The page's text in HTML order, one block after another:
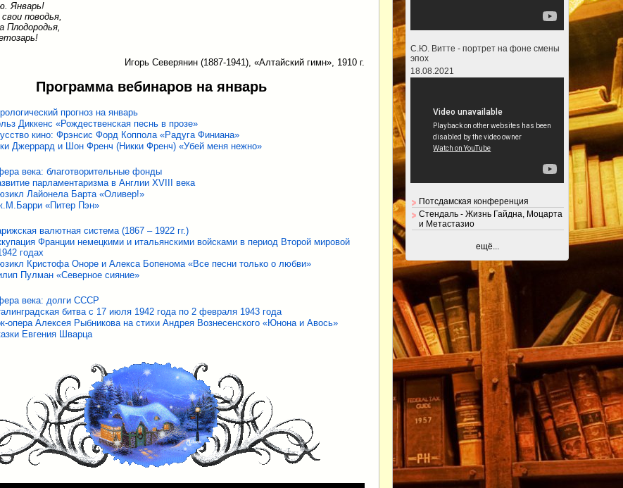
Январь!
поводья,
Игорь Северянин (1887-1941), «Алтайский гимн», 1910 г.
Программа вебинаров на январь
прогноз на январь
Диккенс «Рождественская песнь в прозе»
кино: Фрэнсис Форд Коппола «Радуга Финиана»
Джеррард и Шон Френч (Никки Френч) «Убей меня нежно»
века: благотворительные фонды
парламентаризма в Англии ХVIII века
Лайонела Барта «Оливер!»
«Питер Пэн»
валютная система (1867 – 1922 гг.)
Франции немецкими и итальянскими войсками в период Второй мировой
годах
Кристофа Оноре и Алекса Бопенома «Все песни только о любви»
Пулман «Северное сияние»
века: долги СССР
битва с 17 июля 1942 года по 2 февраля 1943 года
опера Алексея Рыбникова на стихи Андрея Вознесенского «Юнона и Авось»
Евгения Шварца
С.Ю. Витте - портрет на фоне смены
эпох
18.08.2021
Потсдамская конференция
Стендаль - Жизнь Гайдна, Моцарта
и Метастазио
ещё...